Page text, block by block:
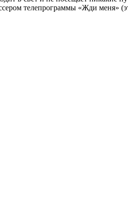
телепрограммы «Жди меня»